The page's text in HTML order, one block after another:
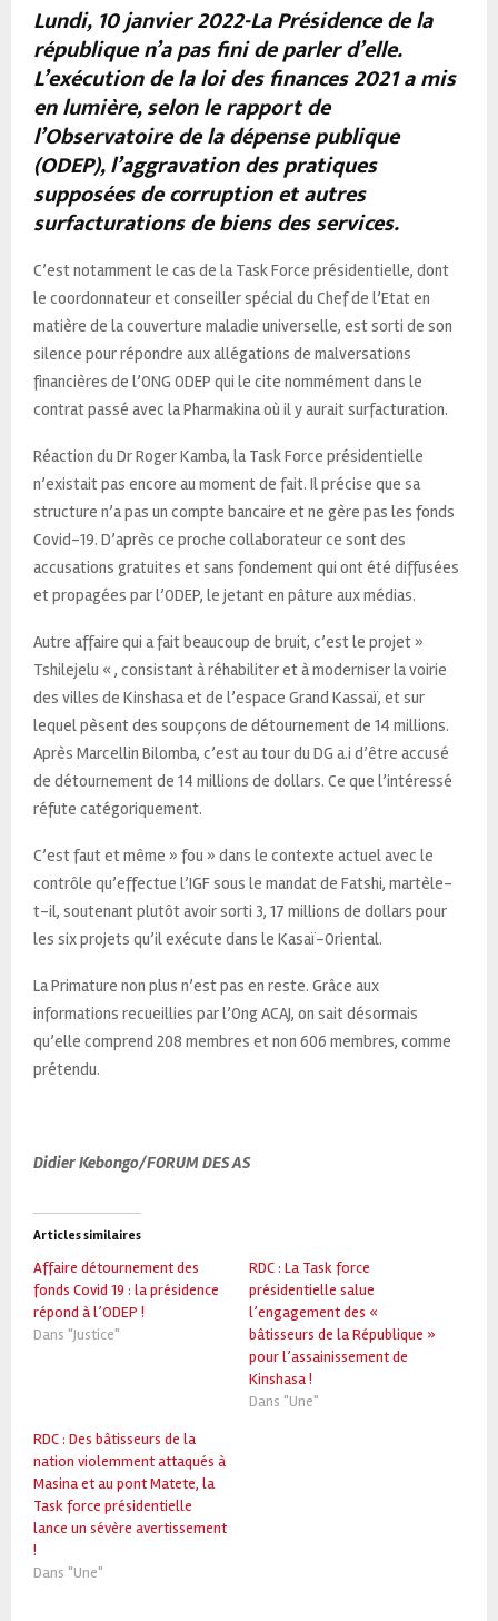
Lundi, 10 janvier 2022-La Présidence de la
république n’a pas fini de parler d’elle.
L’exécution de la loi des finances 2021 a mis
en lumière, selon le rapport de
l’Observatoire de la dépense publique
(ODEP), l’aggravation des pratiques
supposées de corruption et autres
surfacturations de biens des services.
C’est notamment le cas de la Task Force présidentielle, dont
le coordonnateur et conseiller spécial du Chef de l’Etat en
matière de la couverture maladie universelle, est sorti de son
silence pour répondre aux allégations de malversations
financières de l’ONG ODEP qui le cite nommément dans le
contrat passé avec la Pharmakina où il y aurait surfacturation.
Réaction du Dr Roger Kamba, la Task Force présidentielle
n’existait pas encore au moment de fait. Il précise que sa
structure n’a pas un compte bancaire et ne gère pas les fonds
Covid-19. D’après ce proche collaborateur ce sont des
accusations gratuites et sans fondement qui ont été diffusées
et propagées par l’ODEP, le jetant en pâture aux médias.
Autre affaire qui a fait beaucoup de bruit, c’est le projet »
Tshilejelu « , consistant à réhabiliter et à moderniser la voirie
des villes de Kinshasa et de l’espace Grand Kassaï, et sur
lequel pèsent des soupçons de détournement de 14 millions.
Après Marcellin Bilomba, c’est au tour du DG a.i d’être accusé
de détournement de 14 millions de dollars. Ce que l’intéressé
réfute catégoriquement.
C’est faut et même » fou » dans le contexte actuel avec le
contrôle qu’effectue l’IGF sous le mandat de Fatshi, martèle-
t-il, soutenant plutôt avoir sorti 3, 17 millions de dollars pour
les six projets qu’il exécute dans le Kasaï-Oriental.
La Primature non plus n’est pas en reste. Grâce aux
informations recueillies par l’Ong ACAJ, on sait désormais
qu’elle comprend 208 membres et non 606 membres, comme
prétendu.
Didier Kebongo/FORUM DES AS
Articles similaires
Affaire détournement des
fonds Covid 19 : la présidence
répond à l’ODEP !
Dans "Justice"
RDC : La Task force
présidentielle salue
l’engagement des «
bâtisseurs de la République »
pour l’assainissement de
Kinshasa !
Dans "Une"
RDC : Des bâtisseurs de la
nation violemment attaqués à
Masina et au pont Matete, la
Task force présidentielle
lance un sévère avertissement
!
Dans "Une"